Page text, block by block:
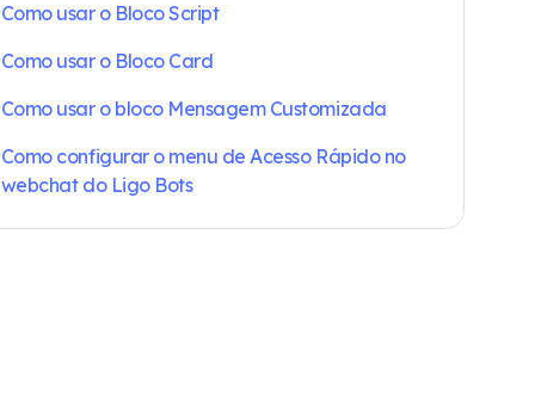
Como usar o Bloco Script
Como usar o Bloco Card
Como usar o bloco Mensagem Customizada
Como configurar o menu de Acesso Rápido no
webchat do Ligo Bots